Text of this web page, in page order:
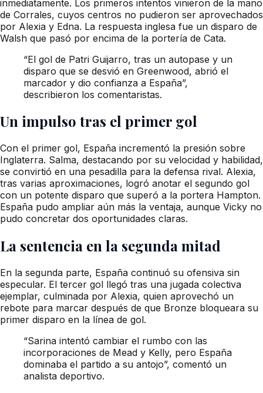
inmediatamente. Los primeros intentos vinieron de la mano
de Corrales, cuyos centros no pudieron ser aprovechados
por Alexia y Edna. La respuesta inglesa fue un disparo de
Walsh que pasó por encima de la portería de Cata.
“El gol de Patri Guijarro, tras un autopase y un
disparo que se desvió en Greenwood, abrió el
marcador y dio confianza a España”,
describieron los comentaristas.
Un impulso tras el primer gol
Con el primer gol, España incrementó la presión sobre
Inglaterra. Salma, destacando por su velocidad y habilidad,
se convirtió en una pesadilla para la defensa rival. Alexia,
tras varias aproximaciones, logró anotar el segundo gol
con un potente disparo que superó a la portera Hampton.
España pudo ampliar aún más la ventaja, aunque Vicky no
pudo concretar dos oportunidades claras.
La sentencia en la segunda mitad
En la segunda parte, España continuó su ofensiva sin
especular. El tercer gol llegó tras una jugada colectiva
ejemplar, culminada por Alexia, quien aprovechó un
rebote para marcar después de que Bronze bloqueara su
primer disparo en la línea de gol.
“Sarina intentó cambiar el rumbo con las
incorporaciones de Mead y Kelly, pero España
dominaba el partido a su antojo”, comentó un
analista deportivo.